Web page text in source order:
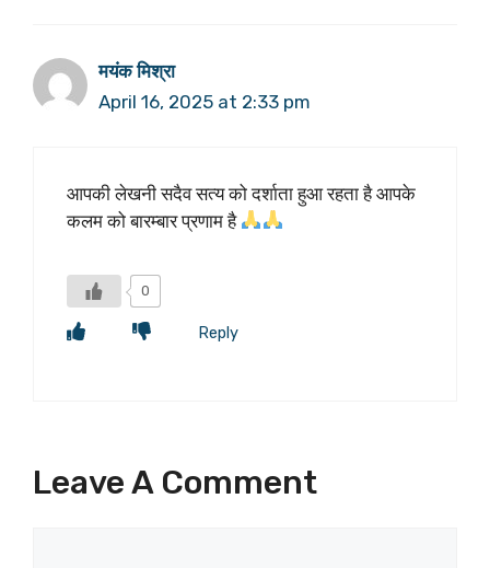
मयंक मिश्रा
April 16, 2025 at 2:33 pm
आपकी लेखनी सदैव सत्य को दर्शाता हुआ रहता है आपके
कलम को बारम्बार प्रणाम है
0
Reply
Leave A Comment